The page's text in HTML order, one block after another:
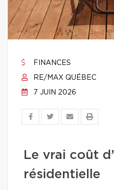
FINANCES
RE/MAX QUÉBEC
7 JUIN 2026
Le vrai coût
résidentielle